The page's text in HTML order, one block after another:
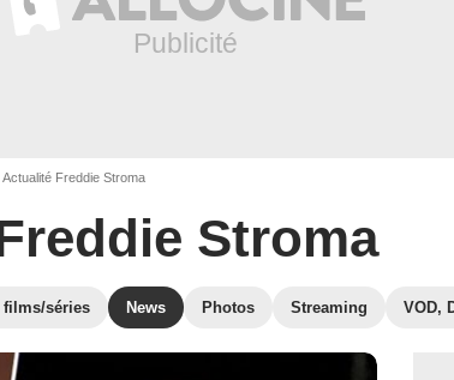
Actualité Freddie Stroma
Stroma
films/séries News Photos Streaming VOD,